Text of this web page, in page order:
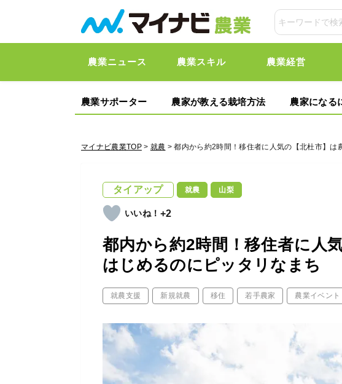
農業ニュース 農業スキル 農業経営
農業サポーター 農家が教える栽培方法 農家になる
マイナビ農業TOP> 就農 > 都内から約2時間！移住者に人気の【北杜市】は
タイアップ 就農 山梨
+2
都内から約2時間！移住者に人
はじめるのにピッタリなまち
就農支援 新規就農 移住 若手農家 農業イベント